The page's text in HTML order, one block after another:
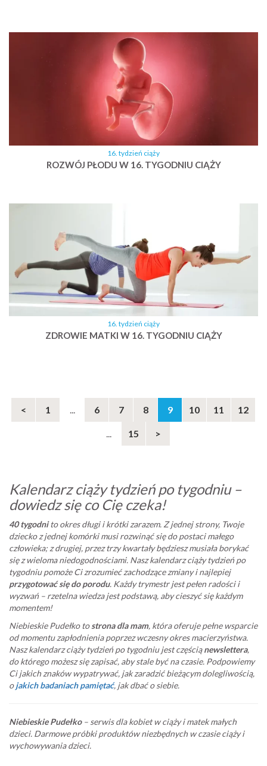
16. tydzień ciąży
ROZWÓJ PŁODU W 16. TYGODNIU CIĄŻY
16. tydzień ciąży
ZDROWIE MATKI W 16. TYGODNIU CIĄŻY
< 1 ... 6 7 8 9 10 11 12
... 15 >
Kalendarz ciąży tydzień po tygodniu –
dowiedz się co Cię czeka!
40 tygodnito okres długi i krótki zarazem. Z jednej strony, Twoje
dziecko z jednej komórki musi rozwinąć się do postaci małego
człowieka; z drugiej, przez trzy kwartały będziesz musiała borykać
się z wieloma niedogodnościami. Nasz kalendarz ciąży tydzień po
tygodniu pomoże Ci zrozumieć zachodzące zmiany i najlepiej
przygotować się do porodu. Każdy trymestr jest pełen radości i
wyzwań – rzetelna wiedza jest podstawą, aby cieszyć się każdym
momentem!
Niebieskie Pudełko tostrona dla mam, która oferuje pełne wsparcie
od momentu zapłodnienia poprzez wczesny okres macierzyństwa.
Nasz kalendarz ciąży tydzień po tygodniu jest częściąnewslettera,
do którego możesz się zapisać, aby stale być na czasie. Podpowiemy
Ci jakich znaków wypatrywać, jak zaradzić bieżącym dolegliwością,
ojakich badaniach pamiętać, jak dbać o siebie.
Niebieskie Pudełko– serwis dla kobiet w ciąży i matek małych
dzieci. Darmowe próbki produktów niezbędnych w czasie ciąży i
wychowywania dzieci.